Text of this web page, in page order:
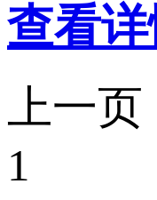
查看
上一页
1